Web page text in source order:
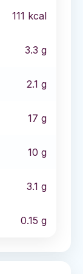
111 kcal
3.3 g
2.1 g
17 g
10 g
3.1 g
0.15 g